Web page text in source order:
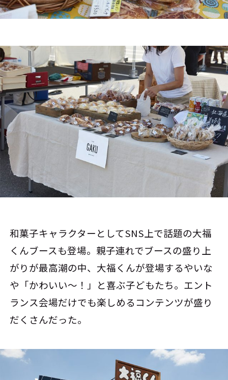
和菓子キャラクターとしてSNS上で話題の大福
くんブースも登場。親子連れでブースの盛り上
がりが最高潮の中、大福くんが登場するやいな
や「かわいい～！」と喜ぶ子どもたち。エント
ランス会場だけでも楽しめるコンテンツが盛り
だくさんだった。